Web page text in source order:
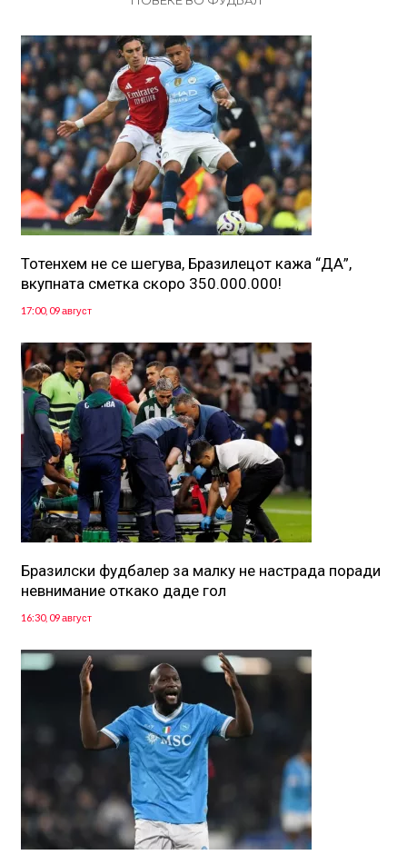
Тотенхем не се шегува, Бразилецот кажа “ДА”,
вкупната сметка скоро 350.000.000!
17:00, 09 август
Бразилски фудбалер за малку не настрада поради
невнимание откако даде гол
16:30, 09 август